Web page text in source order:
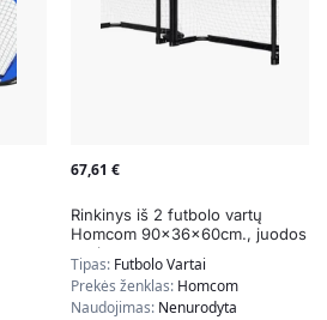
67,61 €
Rinkinys iš 2 futbolo vartų
Homcom 90x36x60cm., juodos
spalvos
Tipas: Futbolo Vartai
Prekės ženklas: Homcom
Naudojimas: Nenurodyta